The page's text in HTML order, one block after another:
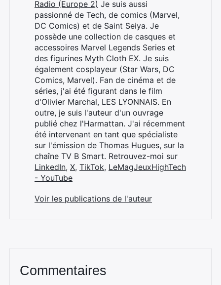
Radio (Europe 2) Je suis aussi
passionné de Tech, de comics (Marvel,
DC Comics) et de Saint Seiya. Je
possède une collection de casques et
accessoires Marvel Legends Series et
des figurines Myth Cloth EX. Je suis
également cosplayeur (Star Wars, DC
Comics, Marvel). Fan de cinéma et de
séries, j'ai été figurant dans le film
d'Olivier Marchal, LES LYONNAIS. En
outre, je suis l'auteur d'un ouvrage
publié chez l'Harmattan. J'ai récemment
été intervenant en tant que spécialiste
sur l'émission de Thomas Hugues, sur la
chaîne TV B Smart. Retrouvez-moi sur
LinkedIn, X, TikTok, LeMagJeuxHighTech
- YouTube
Voir les publications de l'auteur
Commentaires